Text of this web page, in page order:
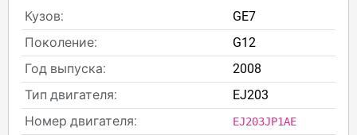
Кузов:
GE7
Поколение:
G12
Год выпуска:
2008
Тип двигателя:
EJ203
Номер двигателя:
EJ203JP1AE